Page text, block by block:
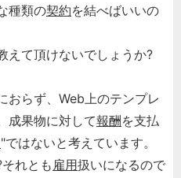
種類の契約を結べばいいの
えて頂けないでしょうか?
おらず、Web上のテンプレ
成果物に対して報酬を支払
"ではないと考えています。
れとも 雇用扱いになるので